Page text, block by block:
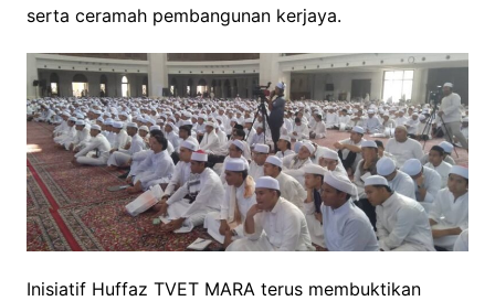
serta ceramah pembangunan kerjaya.
Inisiatif Huffaz TVET MARA terus membuktikan